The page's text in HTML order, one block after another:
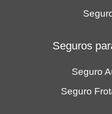
Seguros
Seguro
Seguro